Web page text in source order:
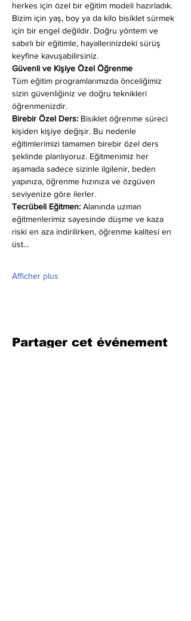
herkes için özel bir eğitim modeli hazırladık.
Bizim için yaş, boy ya da kilo bisiklet sürmek
için bir engel değildir. Doğru yöntem ve
sabırlı bir eğitimle, hayallerinizdeki sürüş
keyfine kavuşabilirsiniz.
Güvenli ve Kişiye Özel Öğrenme
Tüm eğitim programlarımızda önceliğimiz
sizin güvenliğiniz ve doğru teknikleri
öğrenmenizdir.
Birebir Özel Ders: Bisiklet öğrenme süreci
kişiden kişiye değişir. Bu nedenle
eğitimlerimizi tamamen birebir özel ders
şeklinde planlıyoruz. Eğitmenimiz her
aşamada sadece sizinle ilgilenir, beden
yapınıza, öğrenme hızınıza ve özgüven
seviyenize göre ilerler.
Tecrübeli Eğitmen: Alanında uzman
eğitmenlerimiz sayesinde düşme ve kaza
riski en aza indirilirken, öğrenme kalitesi en
üst…
Afficher plus
Partager cet événement